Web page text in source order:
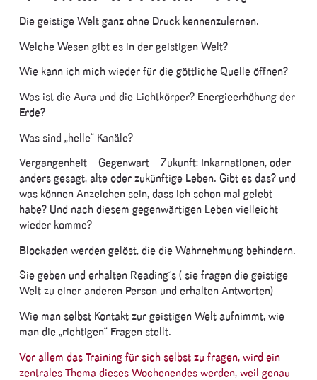
Die geistige Welt ganz ohne Druck kennenzulernen.
Welche Wesen gibt es in der geistigen Welt?
Wie kann ich mich wieder für die göttliche Quelle öffnen?
Was ist die Aura und die Lichtkörper? Energieerhöhung der
Erde?
Was sind „helle“ Kanäle?
Vergangenheit – Gegenwart – Zukunft: Inkarnationen, oder
anders gesagt, alte oder zukünftige Leben. Gibt es das? und
was können Anzeichen sein, dass ich schon mal gelebt
habe? Und nach diesem gegenwärtigen Leben vielleicht
wieder komme?
Blockaden werden gelöst, die die Wahrnehmung behindern.
Sie geben und erhalten Reading´s ( sie fragen die geistige
Welt zu einer anderen Person und erhalten Antworten)
Wie man selbst Kontakt zur geistigen Welt aufnimmt, wie
man die „richtigen“ Fragen stellt.
Vor allem das Training für sich selbst zu fragen, wird ein
zentrales Thema dieses Wochenendes werden, weil genau